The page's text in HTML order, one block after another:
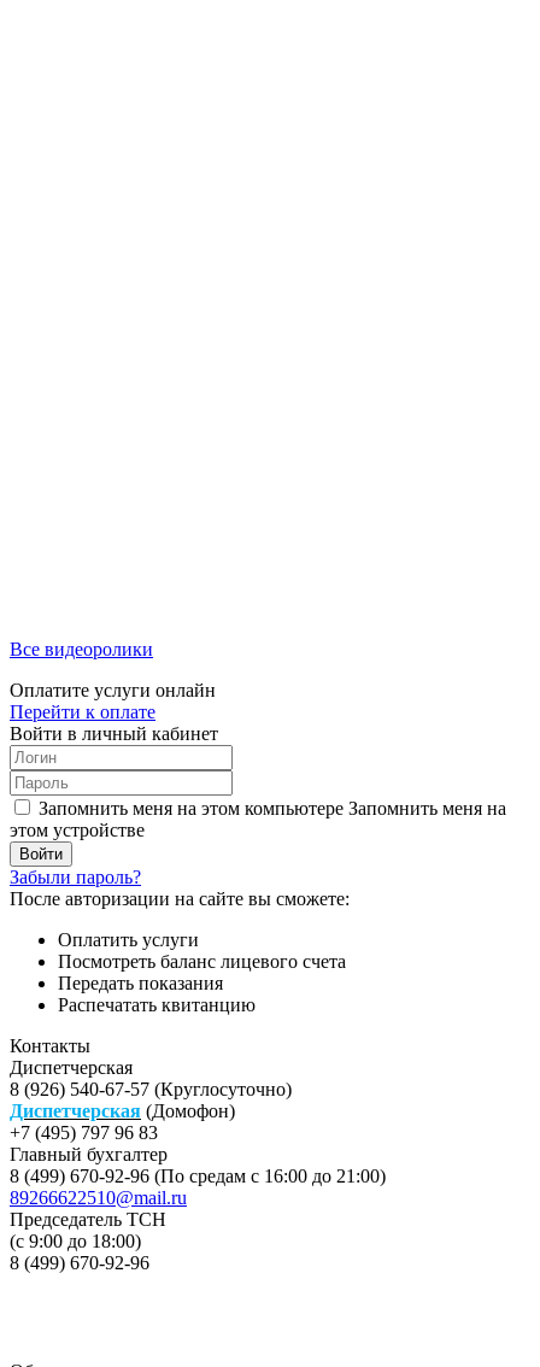
Все видеоролики
Оплатите услуги онлайн
Перейти к оплате
Войти в личный кабинет
Запомнить меня на этом компьютере Запомнить меня на
этом устройстве
Забыли пароль?
После авторизации на сайте вы сможете:
Оплатить услуги
Посмотреть баланс лицевого счета
Передать показания
Распечатать квитанцию
Контакты
Диспетчерская
8 (926) 540-67-57 (Круглосуточно)
Диспетчерская (Домофон)
+7 (495) 797 96 83
Главный бухгалтер
8 (499) 670-92-96 (По средам с 16:00 до 21:00)
89266622510@mail.ru
Председатель ТСН
(с 9:00 до 18:00)
8 (499) 670-92-96